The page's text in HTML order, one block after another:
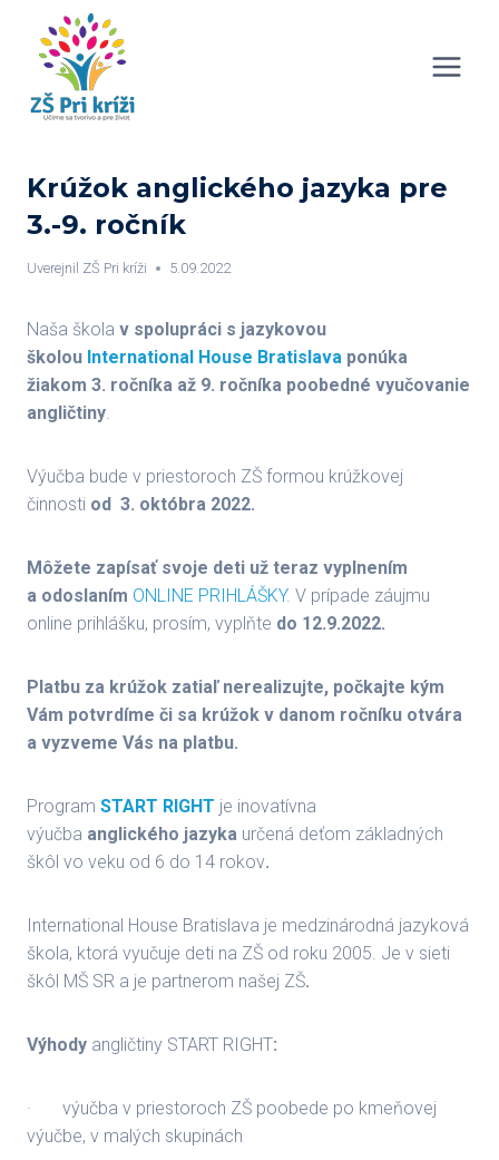
content
Krúžok anglického jazyka pre
3.-9. ročník
Uverejnil ZŠ Pri kríži 5.09.2022
Naša škola v spolupráci s jazykovou
školou International House Bratislava ponúka
žiakom 3. ročníka až 9. ročníka poobedné vyučovanie
angličtiny
Výučba bude v priestoroch ZŠ formou krúžkovej
činnosti od 3. októbra 2022.
Môžete zapísať svoje deti už teraz vyplnením
a odoslaním ONLINE PRIHLÁŠKY. V prípade záujmu
online prihlášku, prosím, vyplňte do 12.9.2022.
Platbu za krúžok zatiaľ nerealizujte, počkajte kým
Vám potvrdíme či sa krúžok v danom ročníku otvára
a vyzveme Vás na platbu.
Program START RIGHT je inovatívna
výučba anglického jazyka určená deťom základných
škôl vo veku od 6 do 14 rokov.
International House Bratislava je medzinárodná jazyková
škola, ktorá vyučuje deti na ZŠ od roku 2005. Je v sieti
škôl MŠ SR a je partnerom našej ZŠ.
Výhody angličtiny START RIGHT:
· výučba v priestoroch ZŠ poobede po kmeňovej
výučbe, v malých skupinách